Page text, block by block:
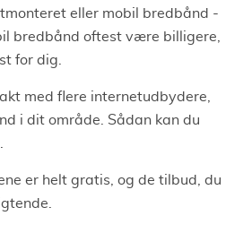
eller mobil bredbånd -
bredbånd oftest være billigere,
for dig.
med flere internetudbydere,
i dit område. Sådan kan du
er helt gratis, og de tilbud, du